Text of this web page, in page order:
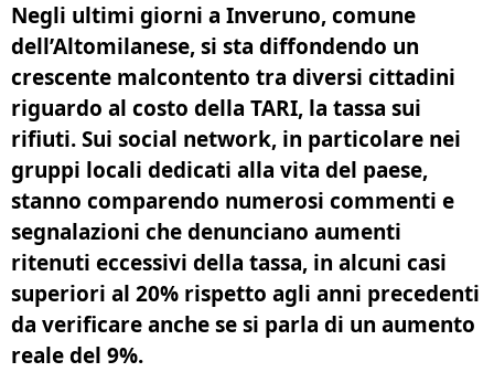
Negli ultimi giorni a Inveruno, comune
dell’Altomilanese, si sta diffondendo un
crescente malcontento tra diversi cittadini
riguardo al costo della TARI, la tassa sui
rifiuti. Sui social network, in particolare nei
gruppi locali dedicati alla vita del paese,
stanno comparendo numerosi commenti e
segnalazioni che denunciano aumenti
ritenuti eccessivi della tassa, in alcuni casi
superiori al 20% rispetto agli anni precedenti
da verificare anche se si parla di un aumento
reale del 9%.